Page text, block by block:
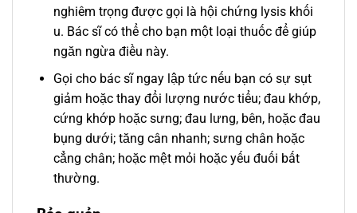
nghiêm trọng được gọi là hội chứng lysis khối
u. Bác sĩ có thể cho bạn một loại thuốc để giúp
ngăn ngừa điều này.
Gọi cho bác sĩ ngay lập tức nếu bạn có sự sụt
giảm hoặc thay đổi lượng nước tiểu; đau khớp,
cứng khớp hoặc sưng; đau lưng, bên, hoặc đau
bụng dưới; tăng cân nhanh; sưng chân hoặc
cẳng chân; hoặc mệt mỏi hoặc yếu đuối bất
thường.